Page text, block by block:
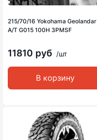
215/70/16 Yokohama Geolandar
A/T G015 100H 3PMSF
11810 руб /шт
В корзину